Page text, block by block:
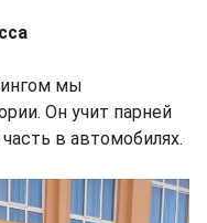
мы
Он учит парней
в автомобилях.